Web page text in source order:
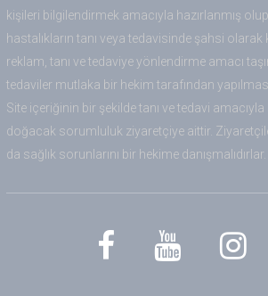
kişileri bilgilendirmek amacıyla hazırlanmış
hastalıkların tanı veya tedavisinde şahsi
reklam, tanı ve tedaviye yönlendirme amacı
tedaviler mutlaka bir hekim tarafından
Site içeriğinin bir şekilde tanı ve tedavi amacıyla
doğacak sorumluluk ziyaretçiye aittir.
da sağlık sorunlarını bir hekime danışmalıdırlar.